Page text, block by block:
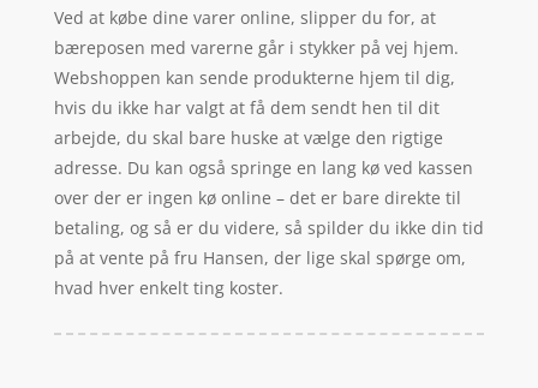
Ved at købe dine varer online, slipper du for, at
bæreposen med varerne går i stykker på vej hjem.
Webshoppen kan sende produkterne hjem til dig,
hvis du ikke har valgt at få dem sendt hen til dit
arbejde, du skal bare huske at vælge den rigtige
adresse. Du kan også springe en lang kø ved kassen
over der er ingen kø online – det er bare direkte til
betaling, og så er du videre, så spilder du ikke din tid
på at vente på fru Hansen, der lige skal spørge om,
hvad hver enkelt ting koster.